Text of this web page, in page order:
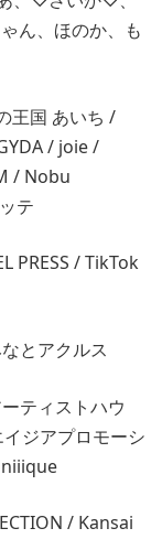
ん、ほのか、も
王国 あいち /
/ joie /
/ Nobu
テ
PRESS / TikTok
なとアクルス
ティストハウ
ジアプロモーシ
/ Kansai